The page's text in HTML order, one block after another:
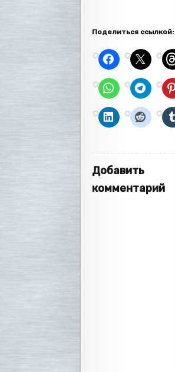
Поделиться ссылкой:
Добавить
комментарий